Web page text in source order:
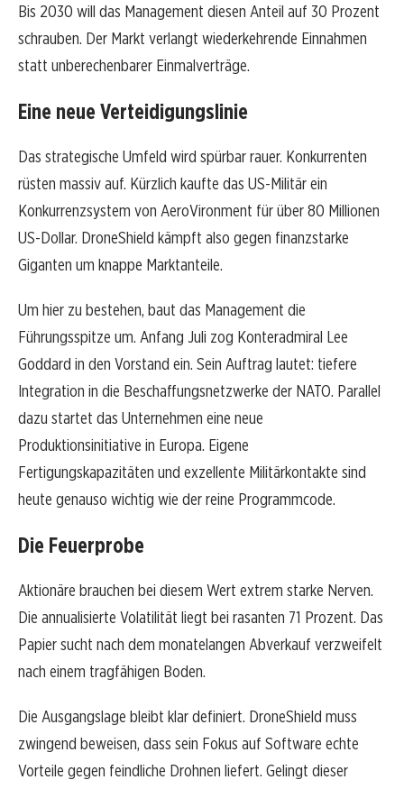
Bis 2030 will das Management diesen Anteil auf 30 Prozent
schrauben. Der Markt verlangt wiederkehrende Einnahmen
statt unberechenbarer Einmalverträge.
Eine neue Verteidigungslinie
Das strategische Umfeld wird spürbar rauer. Konkurrenten
rüsten massiv auf. Kürzlich kaufte das US-Militär ein
Konkurrenzsystem von AeroVironment für über 80 Millionen
US-Dollar. DroneShield kämpft also gegen finanzstarke
Giganten um knappe Marktanteile.
Um hier zu bestehen, baut das Management die
Führungsspitze um. Anfang Juli zog Konteradmiral Lee
Goddard in den Vorstand ein. Sein Auftrag lautet: tiefere
Integration in die Beschaffungsnetzwerke der NATO. Parallel
dazu startet das Unternehmen eine neue
Produktionsinitiative in Europa. Eigene
Fertigungskapazitäten und exzellente Militärkontakte sind
heute genauso wichtig wie der reine Programmcode.
Die Feuerprobe
Aktionäre brauchen bei diesem Wert extrem starke Nerven.
Die annualisierte Volatilität liegt bei rasanten 71 Prozent. Das
Papier sucht nach dem monatelangen Abverkauf verzweifelt
nach einem tragfähigen Boden.
Die Ausgangslage bleibt klar definiert. DroneShield muss
zwingend beweisen, dass sein Fokus auf Software echte
Vorteile gegen feindliche Drohnen liefert. Gelingt dieser